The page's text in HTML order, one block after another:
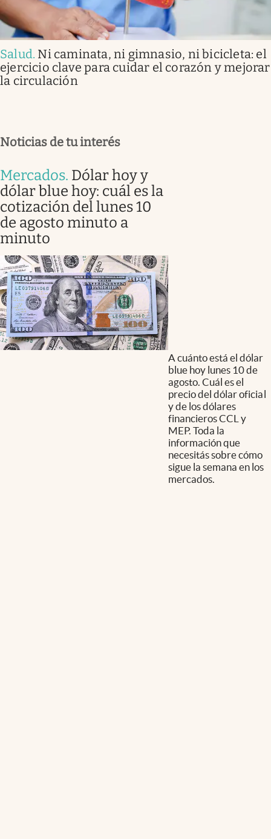
Salud. Ni caminata, ni gimnasio, ni bicicleta: el
ejercicio clave para cuidar el corazón y mejorar
la circulación
Noticias de tu interés
Mercados. Dólar hoy y
dólar blue hoy: cuál es la
cotización del lunes 10
de agosto minuto a
minuto
A cuánto está el dólar
blue hoy lunes 10 de
agosto. Cuál es el
precio del dólar oficial
y de los dólares
financieros CCL y
MEP. Toda la
información que
necesitás sobre cómo
sigue la semana en los
mercados.